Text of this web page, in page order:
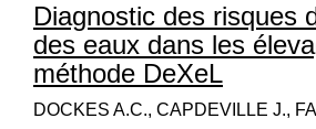
Diagnostic des risques
des eaux dans les
méthode DeXeL
DOCKES A.C., CAPDEVILLE J.,